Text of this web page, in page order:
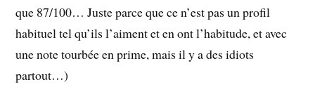
que 87/100… Juste parce que ce n’est pas un profil
habituel tel qu’ils l’aiment et en ont l’habitude, et avec
une note tourbée en prime, mais il y a des idiots
partout…)